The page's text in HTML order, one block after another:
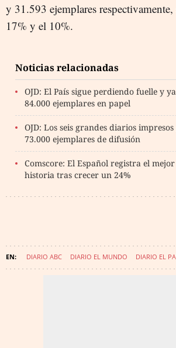
y 31.593 ejemplares
17% y el 10%.
Noticias relacionadas
OJD: El País sigue perdiendo fuelle y
84.000 ejemplares en papel
OJD: Los seis grandes diarios
73.000 ejemplares de difusión
Comscore: El Español registra el mejor
historia tras crecer un 24%
DIARIO ABC DIARIO EL MUNDO DIARIO EL